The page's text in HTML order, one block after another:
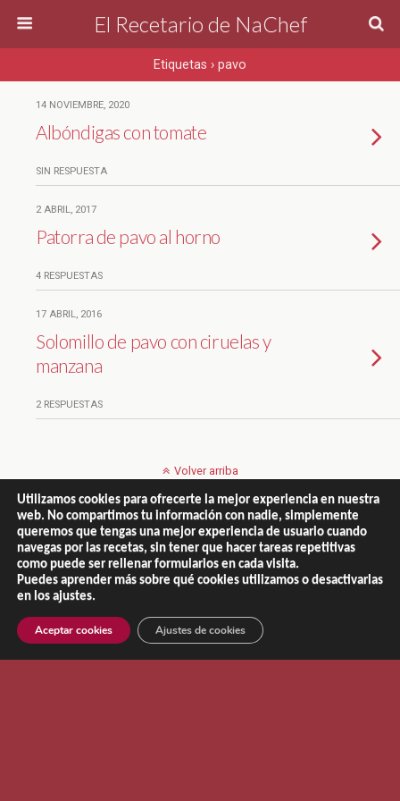
El Recetario de NaChef
Etiquetas › pavo
14 NOVIEMBRE, 2020
Albóndigas con tomate
SIN RESPUESTA
2 ABRIL, 2017
Patorra de pavo al horno
4 RESPUESTAS
17 ABRIL, 2016
Solomillo de pavo con ciruelas y
manzana
2 RESPUESTAS
Volver arriba
Móvil Escritorio
Utilizamos cookies para ofrecerte la mejor experiencia en nuestra
web. No compartimos tu información con nadie, simplemente
queremos que tengas una mejor experiencia de usuario cuando
navegas por las recetas, sin tener que hacer tareas repetitivas
como puede ser rellenar formularios en cada visita.
Puedes aprender más sobre qué cookies utilizamos o desactivarlas
en los ajustes.
Aceptar cookies Ajustes de cookies
Copyright © 2013 - 2026 |
Aviso Legal
|Política de Privacidad| Política de Cookies